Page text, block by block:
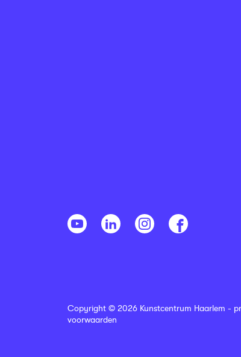
Copyright © 2026 Kunstcentrum Haarlem -
voorwaarden